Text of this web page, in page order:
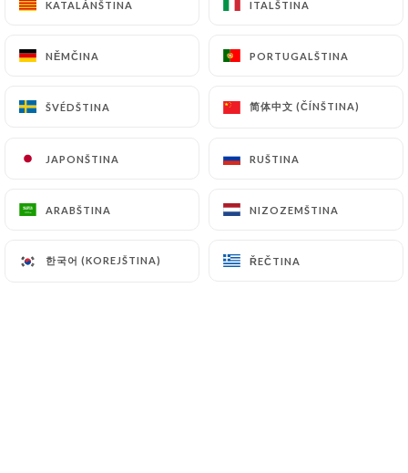
KATALÁNŠTINA ITALŠTINA
NĚMČINA PORTUGALŠTINA
ŠVÉDŠTINA 简体中文 (ČÍNŠTINA)
JAPONŠTINA RUŠTINA
ARABŠTINA NIZOZEMŠTINA
한국어 (KOREJŠTINA) ŘEČTINA
Galerie
KATALÁNŠTINA ITALŠTINA
NĚMČINA PORTUGALŠTINA
ŠVÉDŠTINA 简体中文 (ČÍNŠTINA)
JAPONŠTINA RUŠTINA
ARABŠTINA NIZOZEMŠTINA
한국어 (KOREJŠTINA) ŘEČTINA